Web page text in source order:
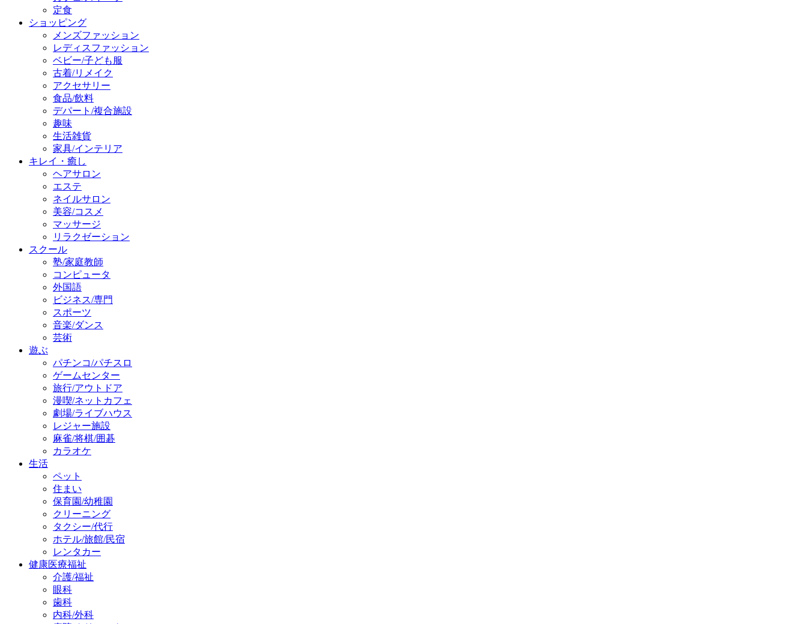
定食
ショッピング
メンズファッション
レディスファッション
ベビー/子ども服
古着/リメイク
アクセサリー
食品/飲料
デパート/複合施設
趣味
生活雑貨
家具/インテリア
キレイ・癒し
ヘアサロン
エステ
ネイルサロン
美容/コスメ
マッサージ
リラクゼーション
スクール
塾/家庭教師
コンピュータ
外国語
ビジネス/専門
スポーツ
音楽/ダンス
芸術
遊ぶ
パチンコ/パチスロ
ゲームセンター
旅行/アウトドア
漫喫/ネットカフェ
劇場/ライブハウス
レジャー施設
麻雀/将棋/囲碁
カラオケ
生活
ペット
住まい
保育園/幼稚園
クリーニング
タクシー/代行
ホテル/旅館/民宿
レンタカー
健康医療福祉
介護/福祉
眼科
歯科
内科/外科